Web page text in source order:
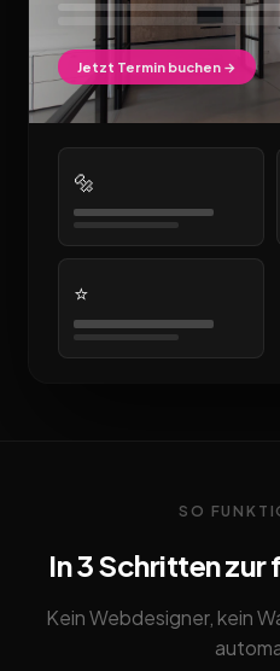
Jetzt Termin buchen →
🔩
⭐
SO
In 3 Schritten
Kein Webdesigner, kein